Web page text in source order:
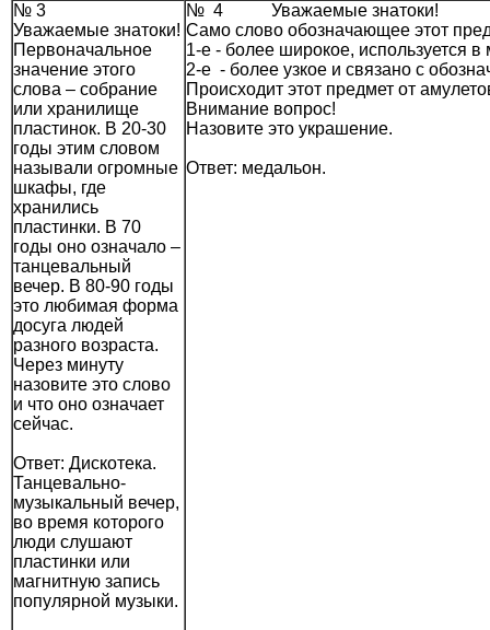
№ 3
Уважаемые знатоки!
Первоначальное
значение этого
слова – собрание
или хранилище
пластинок. В 20-30
годы этим словом
называли огромные
шкафы, где
хранились
пластинки. В 70
годы оно означало –
танцевальный
вечер. В 80-90 годы
это любимая форма
досуга людей
разного возраста.
Через минуту
назовите это слово
и что оно означает
сейчас.
Ответ: Дискотека.
Танцевально-
музыкальный вечер,
во время которого
люди слушают
пластинки или
магнитную запись
популярной музыки.
№ 4 Уважаемые знатоки!
Само слово обозначающее этот
1-е - более широкое, используется
2-е - более узкое и связано с
Происходит этот предмет от
Внимание вопрос!
Назовите это украшение.
Ответ: медальон.